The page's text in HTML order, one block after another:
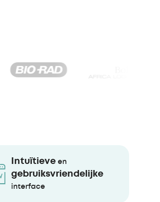
Intuïtieveen
gebruiksvriendelijke
interface